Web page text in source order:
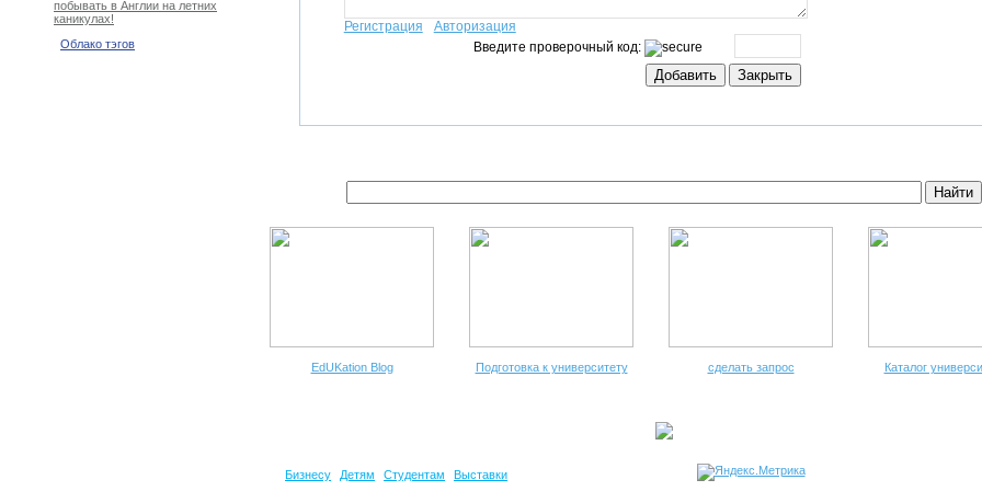
побывать в Англии на летних
каникулах!
Облако тэгов
Регистрация
Авторизация
Введите проверочный код:
EdUKation Blog Подготовка к университету сделать запрос Каталог
Бизнесу Детям Студентам Выставки